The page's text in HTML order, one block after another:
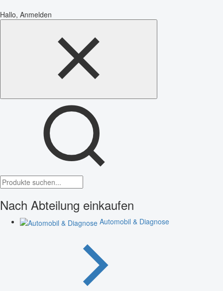
Hallo, Anmelden
Nach Abteilung einkaufen
Automobil & Diagnose